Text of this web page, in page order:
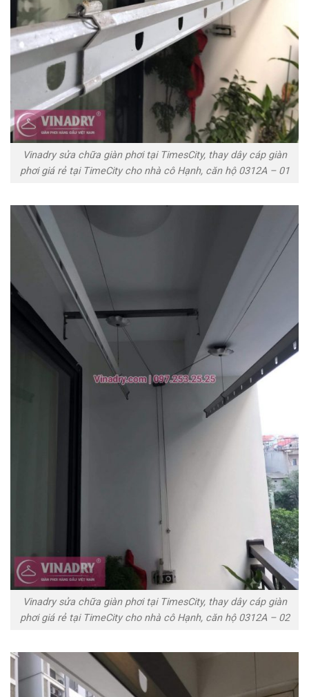
Vinadry sửa chữa giàn phơi tại TimesCity, thay dây cáp giàn
phơi giá rẻ tại TimeCity cho nhà cô Hạnh, căn hộ 0312A – 01
Vinadry sửa chữa giàn phơi tại TimesCity, thay dây cáp giàn
phơi giá rẻ tại TimeCity cho nhà cô Hạnh, căn hộ 0312A – 02